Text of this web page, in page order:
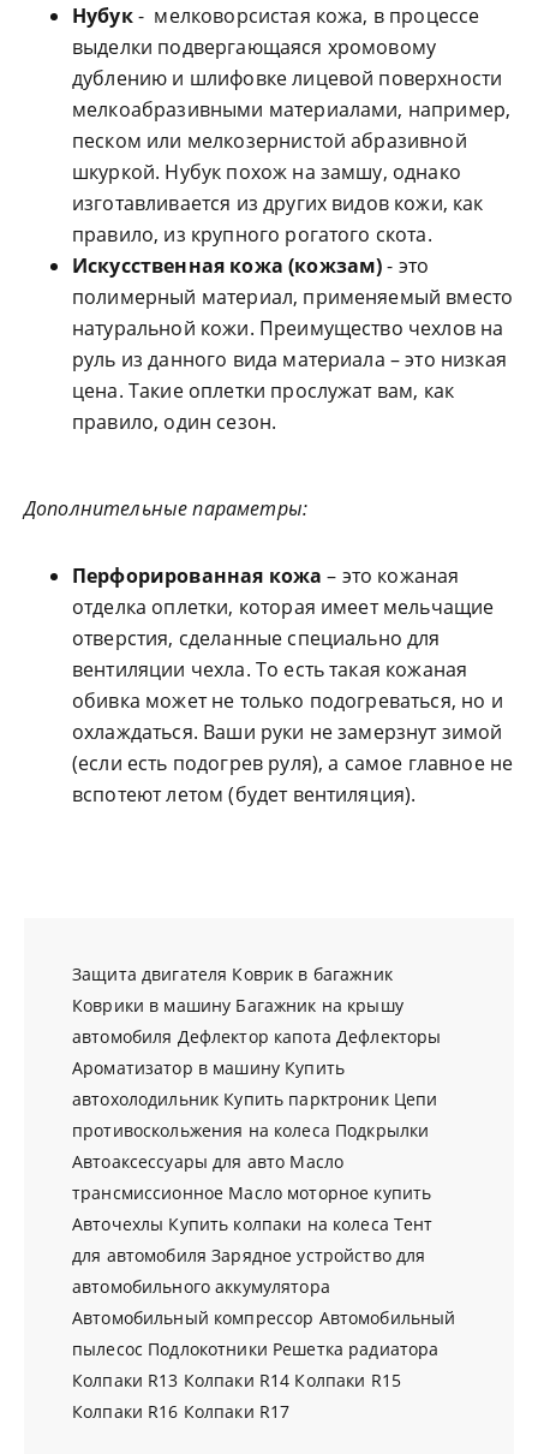
Нубук- мелковорсистая кожа, в процессе
выделки подвергающаяся хромовому
дублению и шлифовке лицевой поверхности
мелкоабразивными материалами, например,
песком или мелкозернистой абразивной
шкуркой. Нубук похож на замшу, однако
изготавливается из других видов кожи, как
правило, из крупного рогатого скота.
Искусственная кожа (кожзам)- это
полимерный материал, применяемый вместо
натуральной кожи. Преимущество чехлов на
руль из данного вида материала – это низкая
цена. Такие оплетки прослужат вам, как
правило, один сезон.
Дополнительные параметры:
Перфорированная кожа – это кожаная
отделка оплетки, которая имеет мельчащие
отверстия, сделанные специально для
вентиляции чехла. То есть такая кожаная
обивка может не только подогреваться, но и
охлаждаться. Ваши руки не замерзнут зимой
(если есть подогрев руля), а самое главное не
вспотеют летом (будет вентиляция).
Защита двигателя Коврик в багажник
Коврики в машину Багажник на крышу
автомобиля Дефлектор капота Дефлекторы
Ароматизатор в машину Купить
автохолодильник Купить парктроник Цепи
противоскольжения на колеса Подкрылки
Автоаксессуары для авто Масло
трансмиссионное Масло моторное купить
Авточехлы Купить колпаки на колеса Тент
для автомобиля Зарядное устройство для
автомобильного аккумулятора
Автомобильный компрессор Автомобильный
пылесос Подлокотники Решетка радиатора
Колпаки R13 Колпаки R14 Колпаки R15
Колпаки R16 Колпаки R17